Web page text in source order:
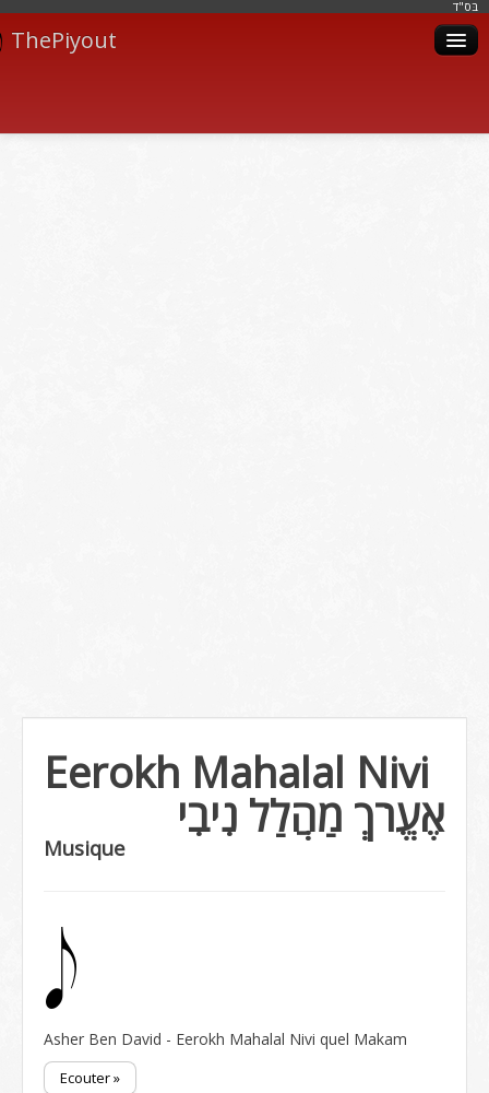
בּס"ד
ThePiyout
Eerokh Mahalal Nivi
אֶעֱרֹךְ מַהֲלַל נִיבִי
Musique
Asher Ben David - Eerokh Mahalal Nivi quel Makam
Ecouter »